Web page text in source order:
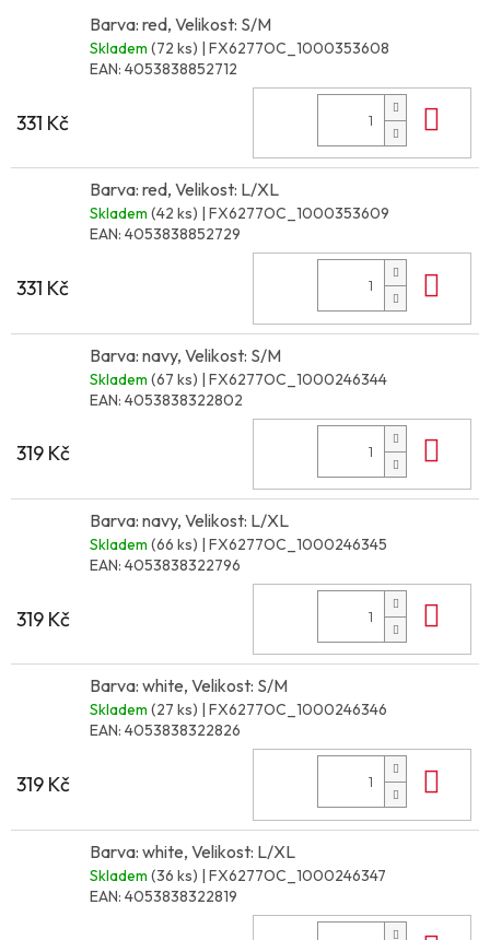
Barva: red, Velikost: S/M
Skladem (72 ks) | FX6277OC_1000353608
EAN: 4053838852712
331 Kč
Barva: red, Velikost: L/XL
Skladem (42 ks) | FX6277OC_1000353609
EAN: 4053838852729
331 Kč
Barva: navy, Velikost: S/M
Skladem (67 ks) | FX6277OC_1000246344
EAN: 4053838322802
319 Kč
Barva: navy, Velikost: L/XL
Skladem (66 ks) | FX6277OC_1000246345
EAN: 4053838322796
319 Kč
Barva: white, Velikost: S/M
Skladem (27 ks) | FX6277OC_1000246346
EAN: 4053838322826
319 Kč
Barva: white, Velikost: L/XL
Skladem (36 ks) | FX6277OC_1000246347
EAN: 4053838322819